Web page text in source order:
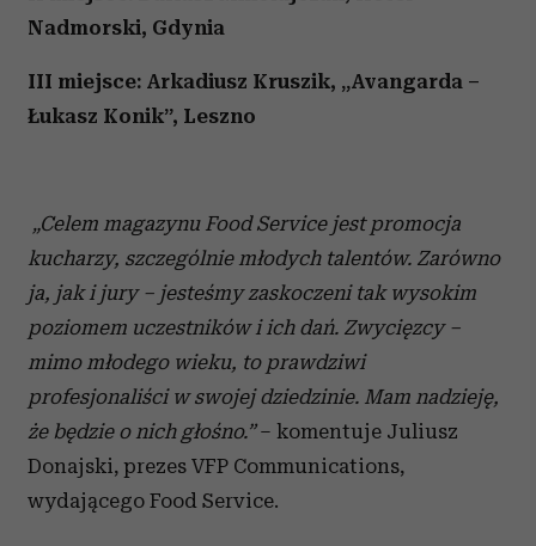
i reklam, aby oferować funkcje społecznościowe i
korzystasz z naszej witryny, udostępniamy partnerom
społecznościowym, reklamowym i analitycznym.
Nadmorski, Gdynia
III miejsce: Arkadiusz Kruszik, „Avangarda –
Łukasz Konik”, Leszno
„Celem magazynu Food Service jest promocja
kucharzy, szczególnie młodych talentów. Zarówno
ja, jak i jury – jesteśmy zaskoczeni tak wysokim
poziomem uczestników i ich dań. Zwycięzcy –
mimo młodego wieku, to prawdziwi
profesjonaliści w swojej dziedzinie. Mam nadzieję,
że będzie o nich głośno.”– komentuje Juliusz
Donajski, prezes VFP Communications,
wydającego Food Service.